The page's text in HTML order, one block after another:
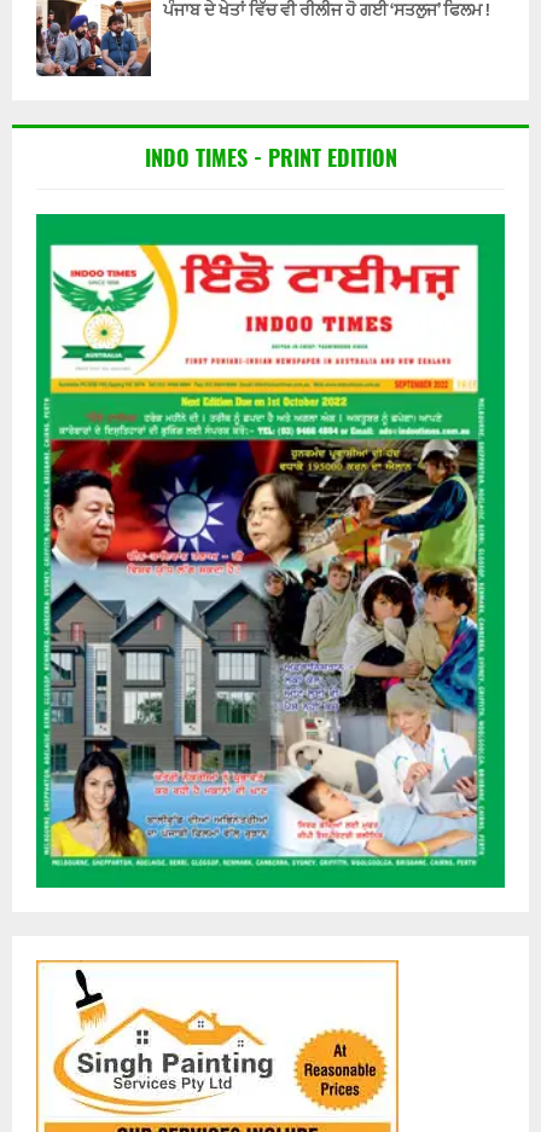
ਪੰਜਾਬ ਦੇ ਖੇਤਾਂ ਵਿੱਚ ਵੀ ਰੀਲੀਜ ਹੋ ਗਈ ‘ਸਤਲੁਜ’ ਫਿਲਮ !
INDO TIMES - PRINT EDITION